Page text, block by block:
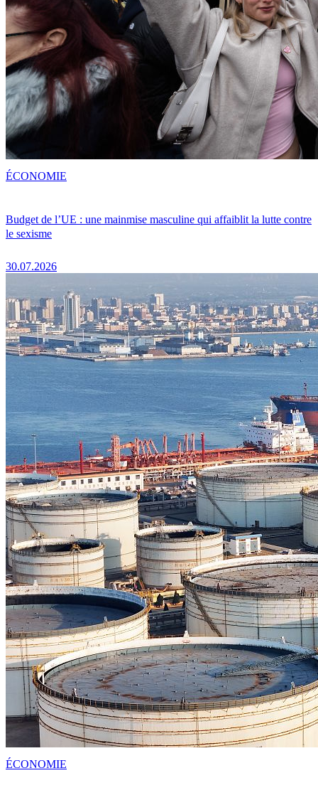
Budget de l’UE : une mainmise masculine qui affaiblit la lutte contre
le sexisme
30.07.2026
ÉCONOMIE
ÉCONOMIE